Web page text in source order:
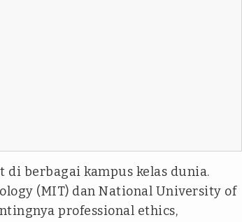
berbagai kampus kelas dunia.
(MIT) dan National University of
professional ethics,